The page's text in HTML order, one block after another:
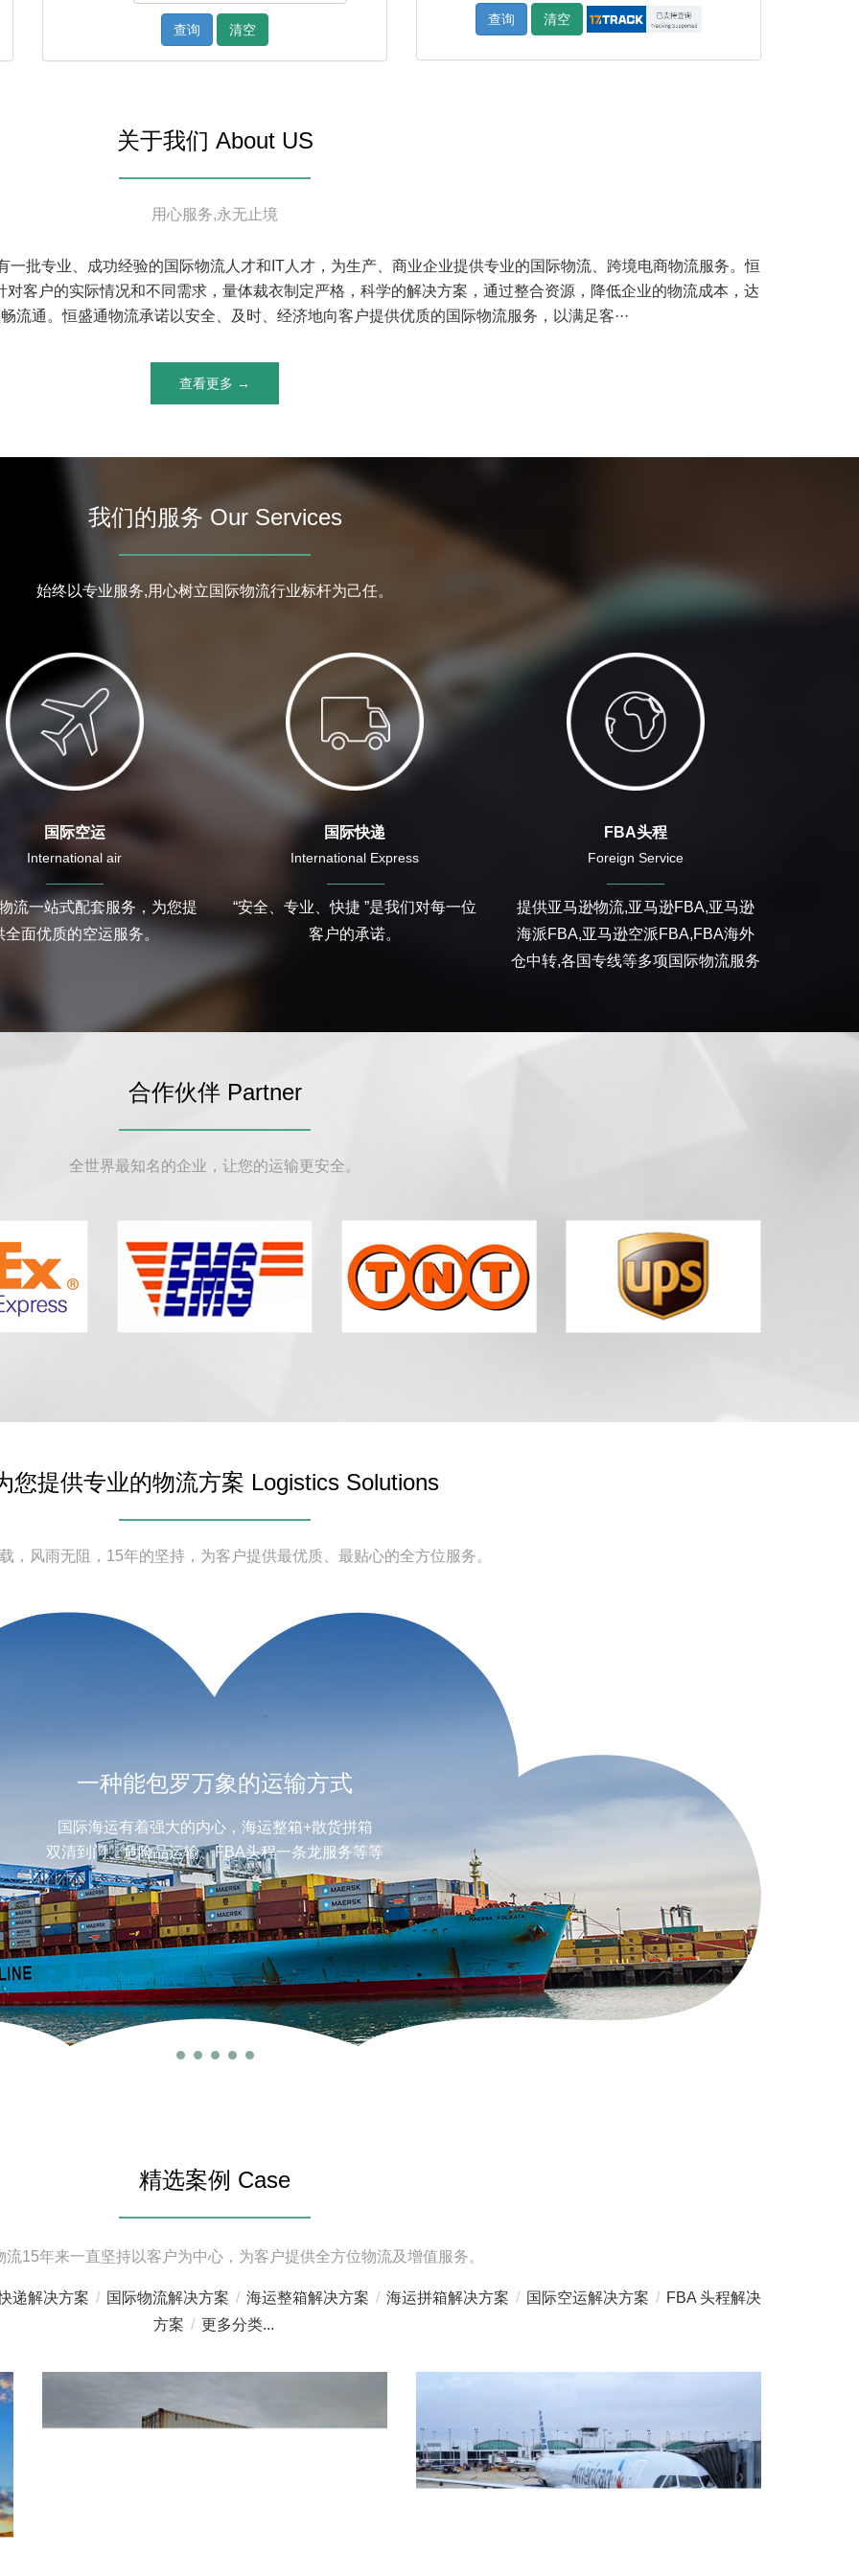
查询 清空
查询 清空
关于我们 About US
用心服务,永无止境
批专业、成功经验的国际物流人才和IT人才，为生产、商业企业提供专业的国际物流、跨境电商物流服务。恒
客户的实际情况和不同需求，量体裁衣制定严格，科学的解决方案，通过整合资源，降低企业的物流成本，达
流通。恒盛通物流承诺以安全、及时、经济地向客户提供优质的国际物流服务，以满足客···
查看更多 →
我们的服务 Our Services
始终以专业服务,用心树立国际物流行业标杆为己任。
国际空运
International air
流一站式配套服务，为您提
全面优质的空运服务。
国际快递
International Express
“安全、专业、快捷 ”是我们对每一位
客户的承诺。
FBA头程
Foreign Service
提供亚马逊物流,亚马逊FBA,亚马逊
海派FBA,亚马逊空派FBA,FBA海外
仓中转,各国专线等多项国际物流服务
合作伙伴 Partner
全世界最知名的企业，让您的运输更安全。
您提供专业的物流方案 Logistics Solutions
，风雨无阻，15年的坚持，为客户提供最优质、最贴心的全方位服务。
一种能包罗万象的运输方式
国际海运有着强大的内心，海运整箱+散货拼箱
双清到门、危险品运输、FBA头程一条龙服务等等
精选案例 Case
流15年来一直坚持以客户为中心，为客户提供全方位物流及增值服务。
递解决方案 / 国际物流解决方案 / 海运整箱解决方案 / 海运拼箱解决方案 / 国际空运解决方案 / FBA 头程解决
方案 / 更多分类...